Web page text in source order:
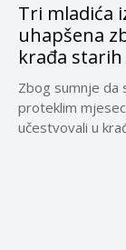
Tri mladića
uhapšena
krađa
Zbog sumnje da
proteklim
učestvovali u